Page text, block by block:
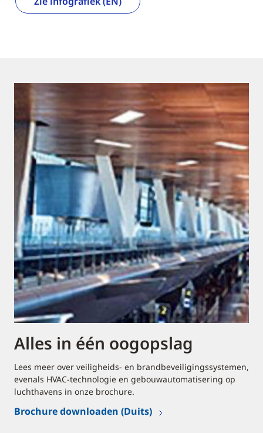
Alles in één oogopslag
Lees meer over veiligheids- en brandbeveiligingssystemen,
evenals HVAC-technologie en gebouwautomatisering op
luchthavens in onze brochure.
Brochure downloaden (Duits)